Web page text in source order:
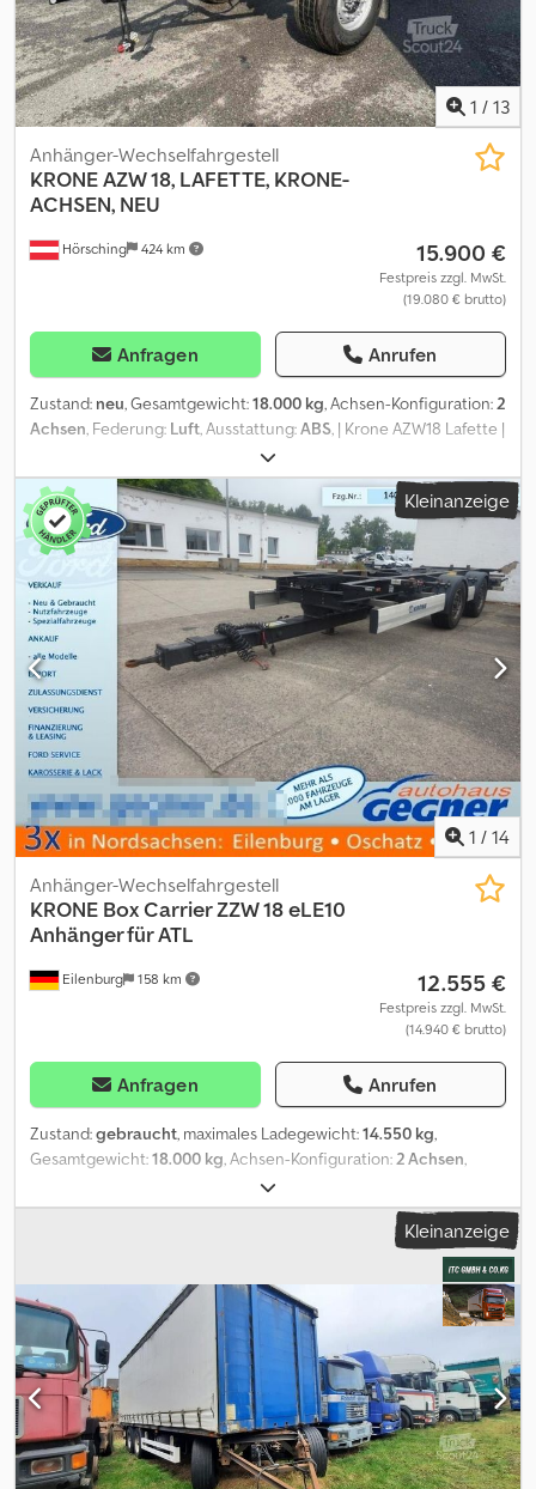
Credpfx Aszpcaiodiof
1 / 13
Hörsching 424 km
Anhänger-Wechselfahrgestell
KRONEAZW 18, LAFETTE, KRONE-
ACHSEN, NEU
15.900 €
Festpreis zzgl. MwSt.
(19.080 € brutto)
Anfragen Anrufen
Zustand: neu, Gesamtgewicht:18.000 kg, Achsen-Konfiguration:2
Achsen, Federung: Luft, Ausstattung:ABS, | Krone AZW18 Lafette |
Krone -Achsen mit Scheibenbremsen | Neufahrzeug |
Reserveradhalter | Verstellbare Deichsel | 385/65R22,5 | Irrtum,
Eingabefehler und Vorverkauf vorbehalten. Crsdpfx Adjzl Rqusiof
Kleinanzeige
1 / 14
Eilenburg 158 km
Anhänger-Wechselfahrgestell
KRONE Box Carrier ZZW 18 eLE10
Anhänger für ATL
12.555 €
Festpreis zzgl. MwSt.
(14.940 € brutto)
Anfragen Anrufen
Zustand:gebraucht, maximales Ladegewicht:14.550 kg,
Gesamtgewicht:18.000 kg, Achsen-Konfiguration:2 Achsen,
2024
N Id Nsx Adisrf Ersatzradkorb, verstellbare Zugdeichsel, Jost
Kleinanzeige